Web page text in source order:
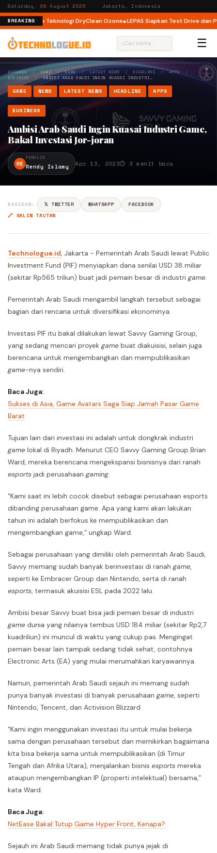
Saturday,08 August 2026 · Jakarta, Indonesia
BREAKING
dengan Teknologi DryClean Ozone LEPAS Siapkan Test Drive dan
⌕ ☰
BERANDA /GAME /NEWS /LATEST NEWS /HEADLINE /APPS/
BUSINESS
/AMBISI ARAB SAUDI INGIN KUASAI INDUSTRI…
GAME NEWS LATEST NEWS HEADLINE APPS
BUSINESS
Ambisi Arab Saudi Ingin Kuasai Industri Game,
Bakal Investasi Jor-joran
RE
PENULIS
Rendy Islamy Apr 13, 2023⏱ 3 menit baca
BAGIKAN: 𝕏 TWITTER WHATSAPP
FACEBOOK
🔗 SALIN TAUTAN
Technologue.id, Jakarta - Pemerintah Arab Saudi lewat Public
Investment Fund (PIF) menyiapkan dana senilai USD 38 miliar
(sekitar Rp565 triliun) buat jadi pemain besar di industri game.
Pemerintah Arab Saudi mengambil langkah tersebut sebagai
bagian dari rencana untuk diversifikasi ekonominya.
Investasi PIF itu bakal dilakukan lewat Savvy Gaming Group,
yang sedang mencari proyek game buat diakuisisi, selain juga
berencana untuk mengembangkan dan mempublikasikan
game-nya sendiri.
Baca Juga:
Sukses di Asia, Game Avatars Saga Siap Jamah Pasar Game
Barat
Tujuan lain dari investasi ini adalah untuk dongkrak industri
game lokal di Riyadh. Menurut CEO Savvy Gaming Group Brian
Ward, mereka berencana mengekspansi bisnisnya dari ranah
esports jadi perusahaan gaming.
“Kami saat ini lebih cocok disebut sebagai perusahaan esports
dibanding perusahaan game. Apa yang kami akan lakukan
tahun ini adalah berfokus ke mempublikasikan dan
mengembangkan game,” ungkap Ward.
Sebagai perusahaan yang dimiliki oleh pemerintah Arab Saudi,
Savvy memang sudah banyak berinvestasi di ranah game,
seperti ke Embracer Group dan Nintendo, serta di ranah
esports, termasuk akuisisi ESL pada 2022 lalu.
Ambisi besar Savvy buat bisa jadi pemain besar di industri
game dunia yang nilainya tembus USD 184 miliar (sekitar Rp2,7
kuadriliun) ini muncul di waktu yang cukup pas. Mengingat
pemain besar lain tampak sedang tidak sehat, contohnya
Electronic Arts (EA) yang mulai merumahkan karyawannya.
Namun, pemerintah Arab Saudi sejauh ini memang sudah
punya banyak investasi di banyak perusahaan game, seperti
Nintendo, Tencent, dan Activision Blizzard.
“Kami ingin menggunakan investasi itu untuk mulai bekerja
sama dengan perusahaan tersebut dan memikirkan bagaimana
kita bisa bekerja sama untuk mempublikasikan (di Timur
Tengah dan Afrika Utara), menjalankan bisnis esports mereka
ataupun mengembangkan IP (properti intelektual) bersama,”
kata Ward.
Baca Juga:
NetEase Bakal Tutup Game Hyper Front, Kenapa?
Sejauh ini Arab Saudi memang tidak punya jejak di